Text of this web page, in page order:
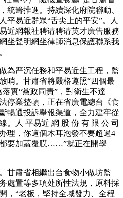
統籌推進。持續深化府院聯動、
平易近群眾“舌尖上的平安”。人
近網報社聘请聘请英才廣告服務
坐聲明網坐律師消息保護聯系我
严沉任務和平易近生工程，監
哨。甘肅省將嚴格遵照“四個最
實“黨政同責”，對衛生不達
停業整頓，正在省廣電總台《食
暢通投訴舉報渠道，全力建牢從
。人 平易近 網 股 份 有 限 公 司
理，你這個木耳泡發不要超過4
要加蓋覆膜……”就正在開學
肅省相繼出台食物小做坊監
處置等多項处所性法規，原料採
，“老板，堅持全域發力、全程